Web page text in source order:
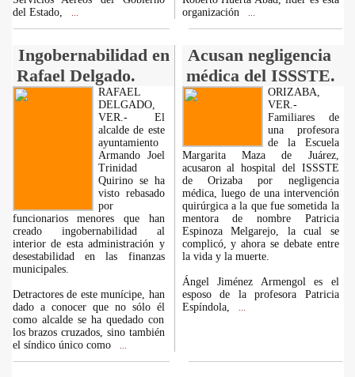
del Estado,
organización
Ingobernabilidad en
Rafael Delgado.
Acusan negligencia
médica del ISSSTE.
RAFAEL
DELGADO,
VER.- El
alcalde de este
ayuntamiento
Armando Joel
Trinidad
Quirino se ha
visto rebasado
por
funcionarios menores que han
creado ingobernabilidad al
interior de esta administración y
desestabilidad en las finanzas
municipales.
Detractores de este munícipe, han
dado a conocer que no sólo él
como alcalde se ha quedado con
los brazos cruzados, sino también
el síndico único como
ORIZABA,
VER.-
Familiares de
una profesora
de la Escuela
Margarita Maza de Juárez,
acusaron al hospital del ISSSTE
de Orizaba por negligencia
médica, luego de una intervención
quirúrgica a la que fue sometida la
mentora de nombre Patricia
Espinoza Melgarejo, la cual se
complicó, y ahora se debate entre
la vida y la muerte.
Ángel Jiménez Armengol es el
esposo de la profesora Patricia
Espíndola,